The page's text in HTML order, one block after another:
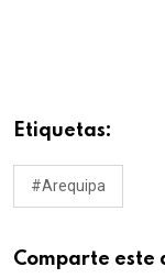
Etiquetas:
#Arequipa
Comparte este